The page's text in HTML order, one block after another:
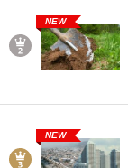
NEW
NEW